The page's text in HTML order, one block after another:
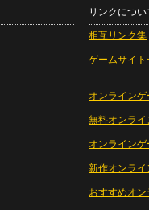
リンクについ
相互リンク集
ゲームサイト
オンラインゲ
無料オンライ
オンライン
新作オンライ
おすすめオ